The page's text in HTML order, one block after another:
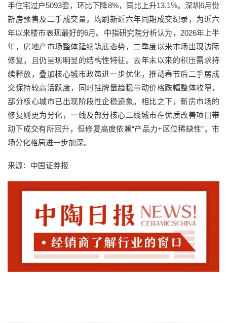
手住宅过户5093套，环比下降8%，同比上升13.1%。深圳6月份
新房预售及二手成交量，均刷新近六年同期成交纪录，为近六
年以来楼市表现最好的6月。中指研究院分析认为，2026年上半
年，房地产市场整体延续筑底态势，二季度以来市场出现边际
修复，且仍呈现明显的结构性特征。去年末以来的积压需求持
续释放，叠加核心城市政策进一步优化，推动春节后二手房成
交保持较高活跃度，同时挂牌量趋稳带动价格跌幅整体收窄，
部分核心城市已出现阶段性企稳迹象。相比之下，新房市场的
修复则更为分化，一线及部分核心二线城市在优质改善项目带
动下成交有所回升，但修复高度依赖“产品力+区位稀缺性”，市
场分化格局进一步加深。
来源：中国证券报